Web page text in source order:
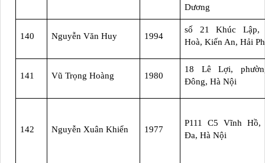
Dương
140 Nguyễn Văn Huy 1994
số 21 Khúc Lập,
Hoà, Kiến An, Hải
141 Vũ Trọng Hoàng 1980
18 Lê Lợi,
Đông, Hà Nội
142 Nguyễn Xuân Khiển 1977
P111 C5 Vĩnh Hồ,
Đa, Hà Nội